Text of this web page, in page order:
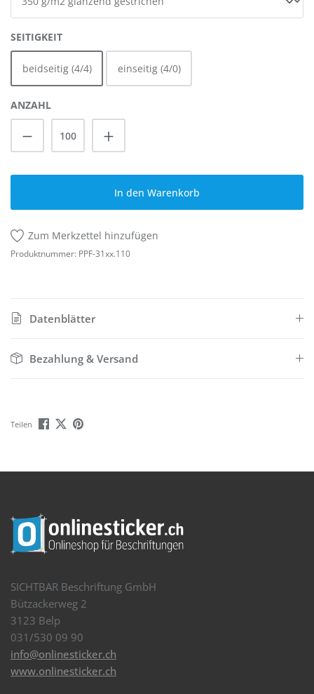
SEITIGKEITAUSWÄHLEN
beidseitig (4/4) einseitig (4/0)
ANZAHL
Produkt Anzahl: Gib den gewünschten
In den Warenkorb
Zum Merkzettel hinzufügen
Produktnummer: PPF-31xx.110
Datenblätter
Bezahlung & Versand
Teilen
SICHTBAR Beschriftung GmbH
Bützackerweg 2
3123 Belp
031/530 09 90
info@onlinesticker.ch
www.onlinesticker.ch